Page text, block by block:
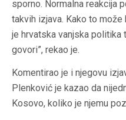
sporno. Normalna reakcija
takvih izjava. Kako to
je hrvatska vanjska politika
govori”, rekao je.
Komentirao je i njegovu
Plenković je kazao da
Kosovo, koliko je njemu